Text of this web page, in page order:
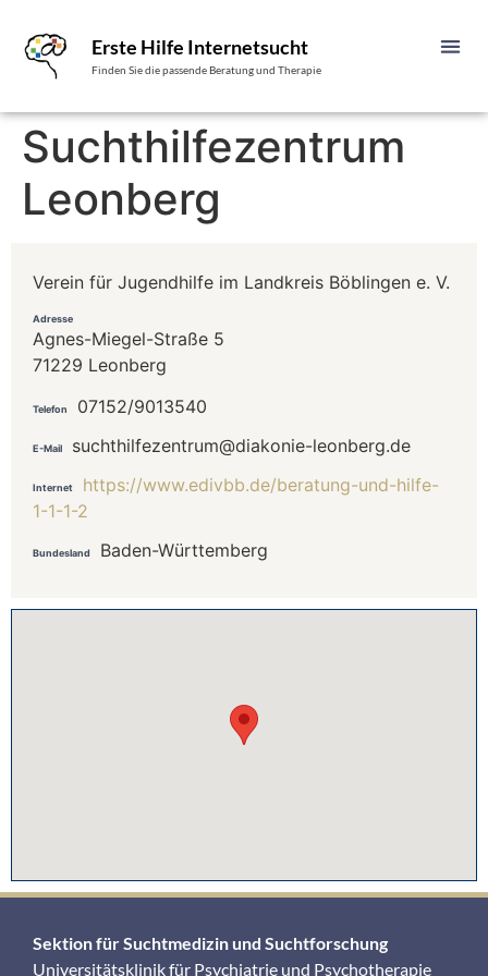
Erste Hilfe Internetsucht
Finden Sie die passende Beratung und Therapie
Suchthilfezentrum
Leonberg
Verein für Jugendhilfe im Landkreis Böblingen e. V.
Adresse
Agnes-Miegel-Straße 5
71229 Leonberg
Telefon 07152/9013540
E-Mail suchthilfezentrum@diakonie-leonberg.de
Internet
https://www.edivbb.de/beratung-und-hilfe-
1-1-1-2
Bundesland Baden-Württemberg
Sektion für Suchtmedizin und Suchtforschung
Universitätsklinik für Psychiatrie und Psychotherapie